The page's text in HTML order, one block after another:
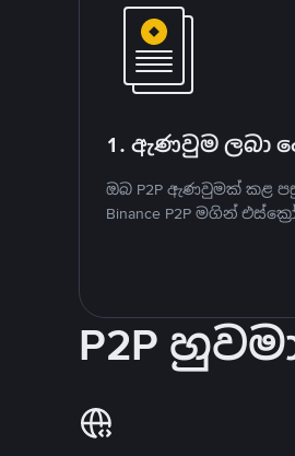
1. ඇණවුම ලබා
ඔබ P2P ඇණවුමක් කළ
Binance P2P මගින්
P2P